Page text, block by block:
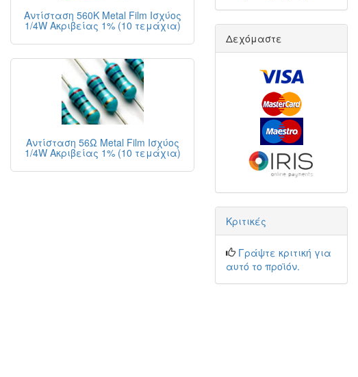
Αντίσταση 560K Metal Film Ισχύος
1/4W Ακριβείας 1% (10 τεμάχια)
Αντίσταση 56Ω Metal Film Ισχύος
1/4W Ακριβείας 1% (10 τεμάχια)
Δεχόμαστε
Κριτικές
Γράψτε κριτική για
αυτό το προϊόν.